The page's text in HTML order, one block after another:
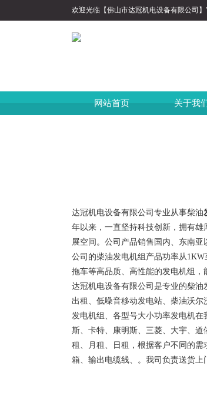
欢迎光临【佛山市达冠机电设备有限公司】
网站首页 关于我
达冠机电设备有限公司专业从事柴油
年以来，一直坚持科技创新，拥有
展空间。公司产品销售国内、东南亚
公司的柴油发电机组产品功率从
拖车等高品质、高性能的发电机组
达冠机电设备有限公司是专业的柴
出租、低噪音移动发电站、柴油沃
发电机组、各型号大小功率发电机
斯、卡特、康明斯、三菱、大宇、
租、月租、日租，根据客户不同的
箱、输出电缆线、。我司负责送货上